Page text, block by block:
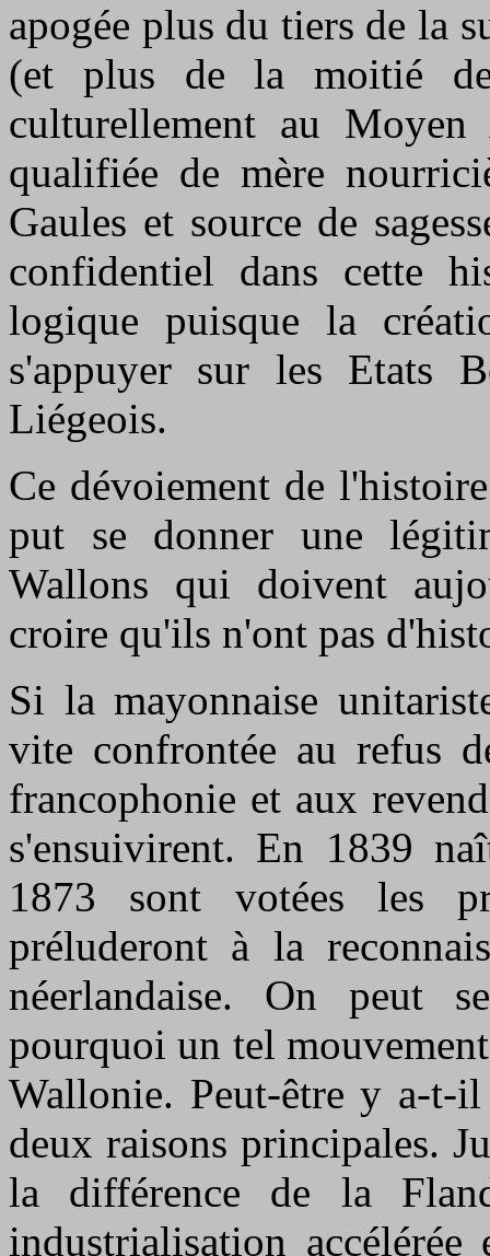
apogée plus du tiers de la
(et plus de la moitié
culturellement au
qualifiée de mère
Gaules et source de
confidentiel dans cette
logique puisque la
s'appuyer sur les Etats
Liégeois.
Ce dévoiement de
put se donner une
Wallons qui doivent
croire qu'ils n'ont pas
Si la mayonnaise
vite confrontée au refus
francophonie et aux
s'ensuivirent. En 1839
1873 sont votées les
préluderont à la
néerlandaise. On peut
pourquoi un tel
Wallonie. Peut-être y a-t-
deux raisons principales.
la différence de la
industrialisation